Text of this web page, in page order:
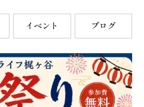
イベント ブログ